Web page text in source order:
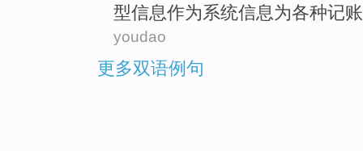
型信息作为系统信息为各种记
youdao
更多双语例句